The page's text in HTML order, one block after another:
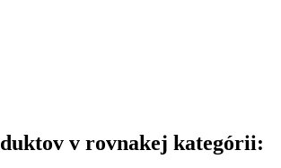
v rovnakej kategórii: